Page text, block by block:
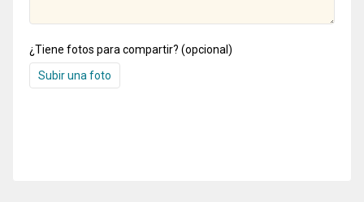
¿Tiene fotos para compartir? (opcional)
Subir una foto